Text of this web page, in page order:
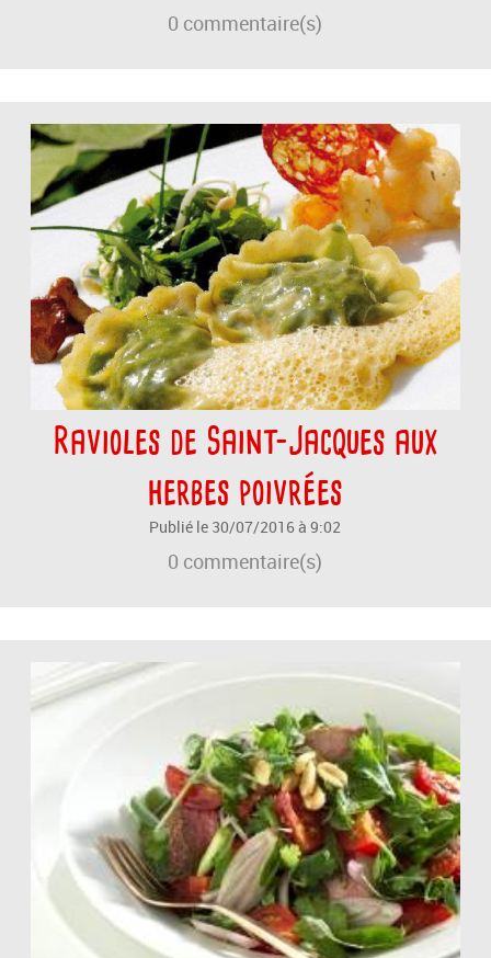
0 commentaire(s)
Ravioles de Saint-Jacques aux
herbes poivrées
Publié le 30/07/2016 à 9:02
0 commentaire(s)